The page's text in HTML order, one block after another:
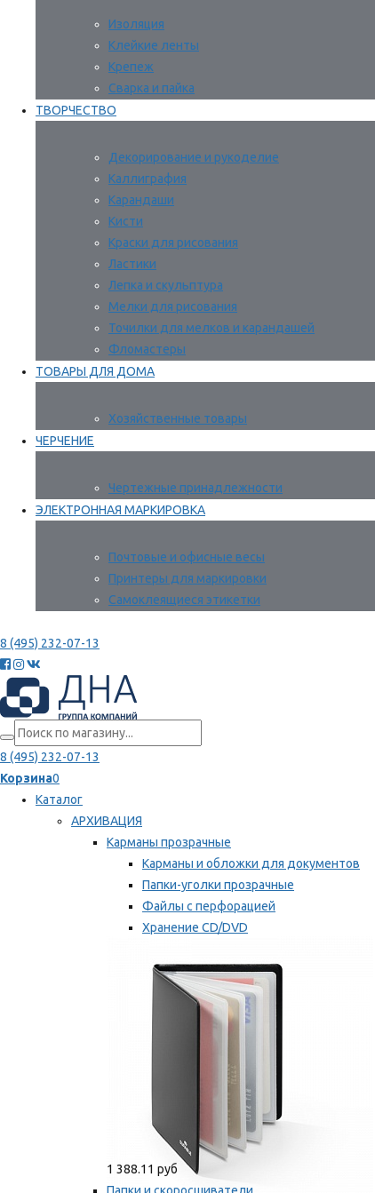
Изоляция
Клейкие ленты
Крепеж
Сварка и пайка
ТВОРЧЕСТВО
Декорирование и рукоделие
Каллиграфия
Карандаши
Кисти
Краски для рисования
Ластики
Лепка и скульптура
Мелки для рисования
Точилки для мелков и карандашей
Фломастеры
ТОВАРЫ ДЛЯ ДОМА
Хозяйственные товары
ЧЕРЧЕНИЕ
Чертежные принадлежности
ЭЛЕКТРОННАЯ МАРКИРОВКА
Почтовые и офисные весы
Принтеры для маркировки
Самоклеящиеся этикетки
8 (495) 232-07-13
8 (495) 232-07-13
Корзина0
Каталог
АРХИВАЦИЯ
Карманы прозрачные
Карманы и обложки для документов
Папки-уголки прозрачные
Файлы с перфорацией
Хранение CD/DVD
Мы рекомендуем
1 388.11 руб